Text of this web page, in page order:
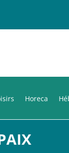
Horeca